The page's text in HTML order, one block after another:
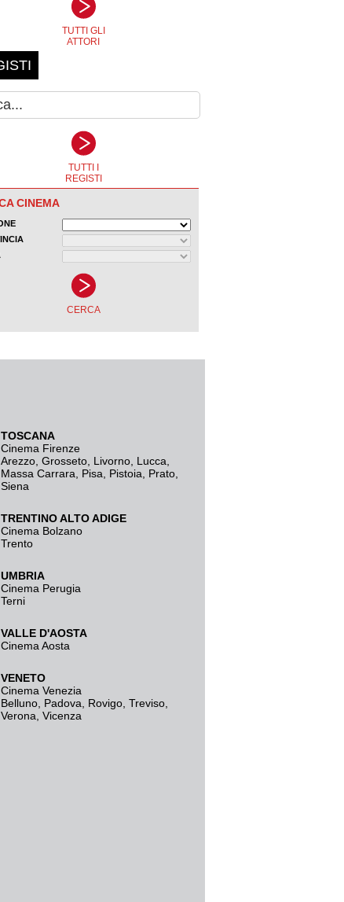
TOSCANA
Cinema Firenze
Arezzo Grosseto Livorno Lucca
Massa Carrara
Pisa Pistoia Prato
Siena
TRENTINO ALTO ADIGE
Cinema Bolzano
Trento
UMBRIA
Cinema Perugia
Terni
VALLE D'AOSTA
Cinema Aosta
VENETO
Cinema Venezia
Belluno Padova Rovigo Treviso
Verona Vicenza